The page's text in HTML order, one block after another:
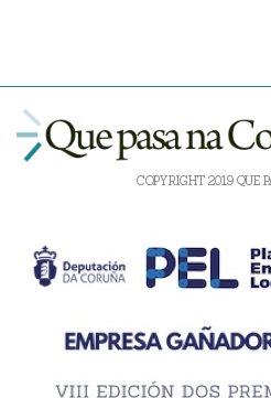
COPYRIGHT 2019 QUE